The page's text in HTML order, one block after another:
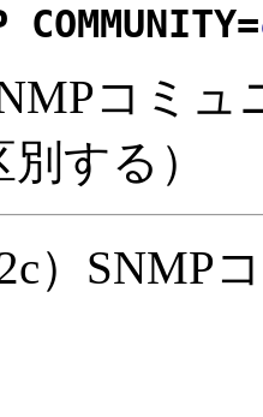
COMMUNITY=
コミュ
する）
）